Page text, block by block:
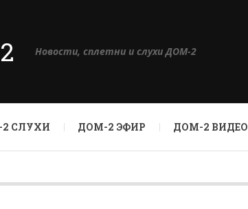
Новости, сплетни и слухи ДОМ-2
СЛУХИ ДОМ-2 ЭФИР ДОМ-2 ВИДЕО